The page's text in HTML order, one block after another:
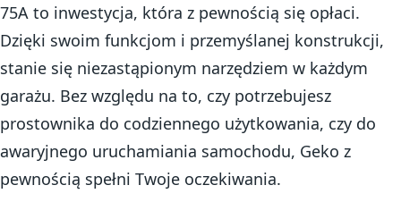
75A to inwestycja, która z pewnością się opłaci.
Dzięki swoim funkcjom i przemyślanej konstrukcji,
stanie się niezastąpionym narzędziem w każdym
garażu. Bez względu na to, czy potrzebujesz
prostownika do codziennego użytkowania, czy do
awaryjnego uruchamiania samochodu, Geko z
pewnością spełni Twoje oczekiwania.